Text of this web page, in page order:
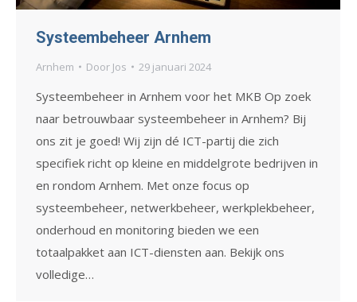
Systeembeheer Arnhem
Arnhem Door Jos 29 januari 2024
Systeembeheer in Arnhem voor het MKB Op zoek
naar betrouwbaar systeembeheer in Arnhem? Bij
ons zit je goed! Wij zijn dé ICT-partij die zich
specifiek richt op kleine en middelgrote bedrijven in
en rondom Arnhem. Met onze focus op
systeembeheer, netwerkbeheer, werkplekbeheer,
onderhoud en monitoring bieden we een
totaalpakket aan ICT-diensten aan. Bekijk ons
volledige…